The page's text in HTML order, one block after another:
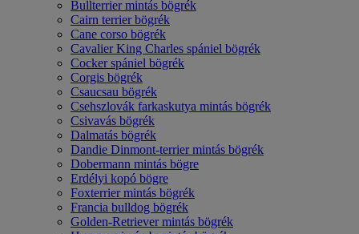
Bullterrier mintás bögrék
Cairn terrier bögrék
Cane corso bögrék
Cavalier King Charles spániel bögrék
Cocker spániel bögrék
Corgis bögrék
Csaucsau bögrék
Csehszlovák farkaskutya mintás bögrék
Csivavás bögrék
Dalmatás bögrék
Dandie Dinmont-terrier mintás bögrék
Dobermann mintás bögre
Erdélyi kopó bögre
Foxterrier mintás bögrék
Francia bulldog bögrék
Golden-Retriever mintás bögrék